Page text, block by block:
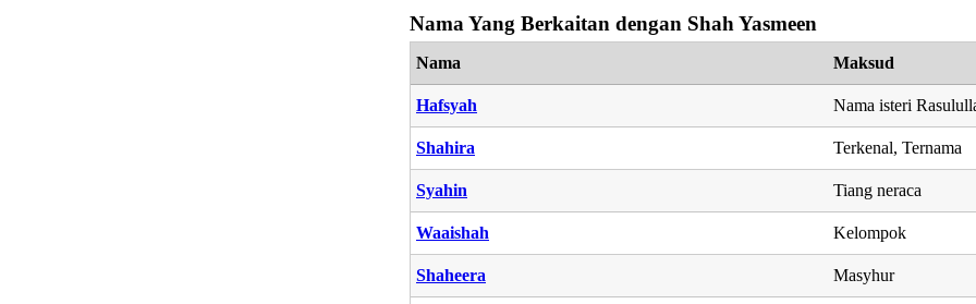
Nama Yang Berkaitan dengan Shah Yasmeen
Nama Maksud
Hafsyah Nama isteri
Shahira Terkenal, Ternama
Syahin Tiang neraca
Waaishah Kelompok
Shaheera Masyhur